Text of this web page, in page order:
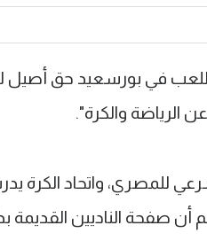
في بورسعيد حق
الرياضة والكرة".
للمصري، واتحاد الكرة
أن صفحة الناديين